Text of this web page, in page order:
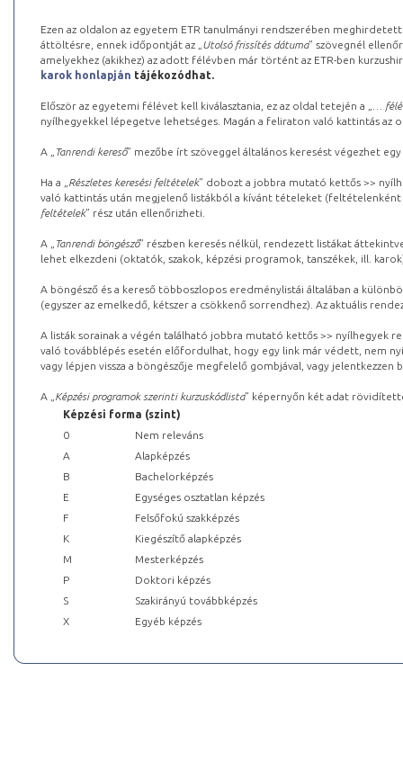
Ezen az oldalon az egyetem ETR tanulmányi rendszerében
áttöltésre, ennek időpontját az „ Utolsó frissítés dátuma” szövegnél
amelyekhez (akikhez) az adott félévben már történt az ETR-ben
karok honlapján tájékozódhat.
Először az egyetemi félévet kell kiválasztania, ez az oldal tetején a „
…
nyílhegyekkel lépegetve lehetséges. Magán a feliraton való kattintás az
A „ Tanrendi kereső” mezőbe írt szöveggel általános keresést végezhet
Ha a „ Részletes keresési feltételek” dobozt a jobbra mutató kettős >>
való kattintás után megjelenő listákból a kívánt tételeket (feltételenként
feltételek” rész után ellenőrizheti.
A „ Tanrendi böngésző” részben keresés nélkül, rendezett listákat
lehet elkezdeni (oktatók, szakok, képzési programok, tanszékek, ill.
A böngésző és a kereső többoszlopos eredménylistái általában a
(egyszer az emelkedő, kétszer a csökkenő sorrendhez). Az aktuális
A listák sorainak a végén található jobbra mutató kettős >> nyílhegyek
való továbblépés esetén előfordulhat, hogy egy link már védett, nem
vagy lépjen vissza a böngészője megfelelő gombjával, vagy
A „ Képzési programok szerinti kurzuskódlista” képernyőn két adat
Képzési forma (szint)
0
Nem releváns
A
Alapképzés
B
Bachelorképzés
E
Egységes osztatlan képzés
F
Felsőfokú szakképzés
K
Kiegészítő alapképzés
M
Mesterképzés
P
Doktori képzés
S
Szakirányú továbbképzés
X
Egyéb képzés